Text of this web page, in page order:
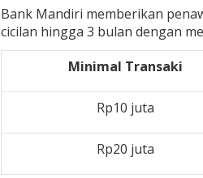
Bank Mandiri memberikan
cicilan hingga 3 bulan dengan
Minimal Transaki
Rp10 juta
Rp20 juta